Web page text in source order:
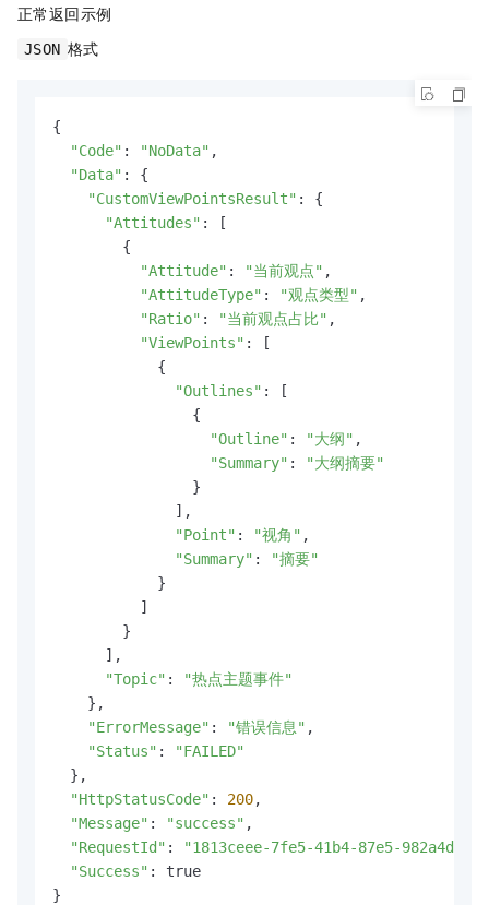
正常返回示例
JSON 格式
{
"Code" : "NoData" ,
"Data" : {
"CustomViewPointsResult" : {
"Attitudes" : [
        {
"Attitude" : "当前观点" ,
"AttitudeType" : "观点类型" ,
"Ratio" : "当前观点占比" ,
"ViewPoints" : [
            {
"Outlines" : [
                {
"Outline" : "大纲" ,
"Summary" :
"大纲摘要"
                }
              ],
"Point" : "视角" ,
"Summary" :
"摘要"
            }
          ]
        }
      ],
"Topic" :
"热点主题事件"
    },
"ErrorMessage" : "错误信息" ,
"Status" :
"FAILED"
  },
"HttpStatusCode" : 200,
"Message" : "success" ,
"RequestId" :
"1813ceee-7fe5-41b4-87e5-
"Success" : true
}